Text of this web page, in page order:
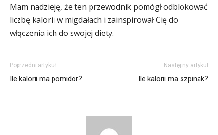
Mam nadzieję, że ten przewodnik pomógł odblokować
liczbę kalorii w migdałach i zainspirował Cię do
włączenia ich do swojej diety.
Poprzedni artykuł
Ile kalorii ma pomidor?
Następny artykuł
Ile kalorii ma szpinak?